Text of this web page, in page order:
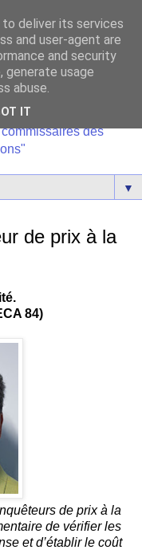
des
▼
de prix à la
84)
de prix à la
de vérifier les
et d’établir le coût
deliver its services
and user-agent are
and security
generate usage
abuse.
IT